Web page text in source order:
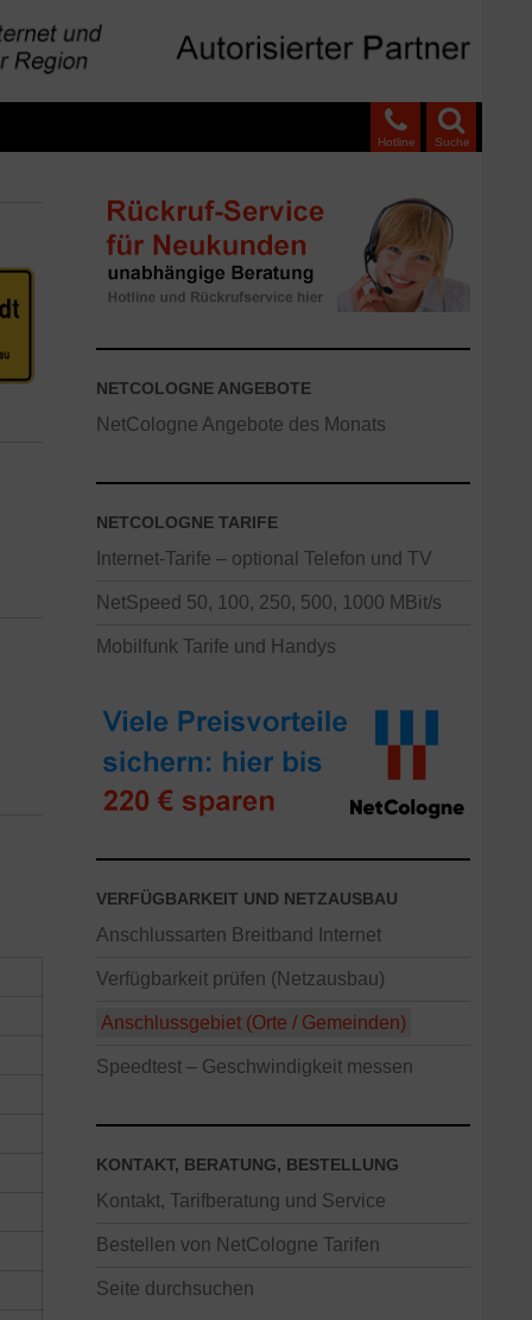
Suche
Hotline
NETCOLOGNE ANGEBOTE
NetCologne Angebote des Monats
NETCOLOGNE TARIFE
Internet-Tarife – optional Telefon und TV
NetSpeed 50, 100, 250, 500, 1000 MBit/s
Mobilfunk Tarife und Handys
VERFÜGBARKEIT UND NETZAUSBAU
Anschlussarten Breitband Internet
Verfügbarkeit prüfen (Netzausbau)
Anschlussgebiet (Orte / Gemeinden)
Speedtest – Geschwindigkeit messen
KONTAKT, BERATUNG, BESTELLUNG
Kontakt, Tarifberatung und Service
Bestellen von NetCologne Tarifen
Seite durchsuchen